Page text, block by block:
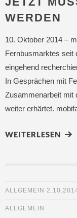
WERDEN
10. Oktober 2014 –
Fernbusmarktes seit
eingehend
In Gesprächen mit
Zusammenarbeit mit
weiter erhärtet.
WEITERLESEN
ALLGEMEIN
ALLGEMEIN